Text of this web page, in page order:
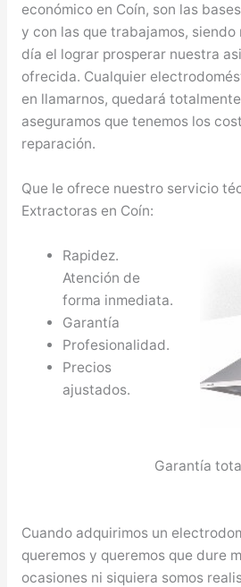
económico en Coín, son las
y con las que trabajamos,
día el lograr prosperar nuestra
ofrecida. Cualquier
en llamarnos, quedará
aseguramos que tenemos los
reparación.
Que le ofrece nuestro servicio
Extractoras en Coín:
Rapidez.
Atención de
forma inmediata.
Garantía
Profesionalidad.
Precios
ajustados.
Garantía
Cuando adquirimos un
queremos y queremos que dure
ocasiones ni siquiera somos